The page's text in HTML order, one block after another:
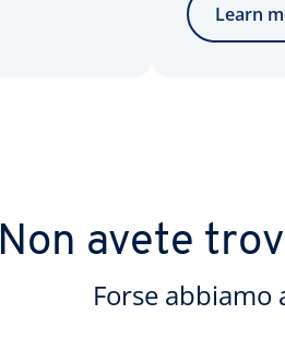
Learn
Non avete
Forse abbiamo